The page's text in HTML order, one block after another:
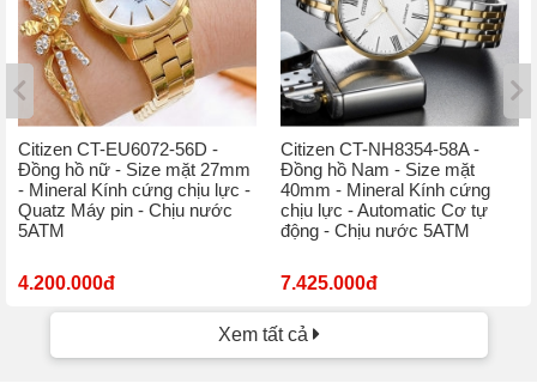
Citizen CT-EU6072-56D -
Đồng hồ nữ - Size mặt 27mm
- Mineral Kính cứng chịu lực -
Quatz Máy pin - Chịu nước
5ATM
4.200.000đ
Citizen CT-NH8354-58A -
Đồng hồ Nam - Size mặt
40mm - Mineral Kính cứng
chịu lực - Automatic Cơ tự
động - Chịu nước 5ATM
7.425.000đ
Xem tất cả